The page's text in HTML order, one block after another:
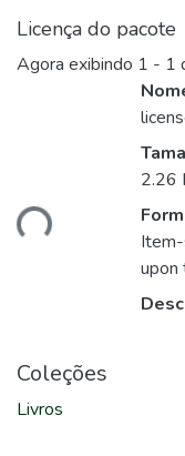
Licença do pacote
Agora exibindo 1 - 1
2.26
upon
Coleções
Livros